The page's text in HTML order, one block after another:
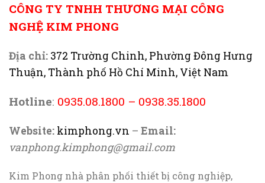
CÔNG TY TNHH THƯƠNG MẠI CÔNG
NGHỆ KIM PHONG
Địa chỉ: 372 Trường Chinh, Phường Đông Hưng
Thuận, Thành phố Hồ Chí Minh, Việt Nam
Hotline: 0935.08.1800 – 0938.35.1800
Website: kimphong.vn – Email:
vanphong.kimphong@gmail.com
Kim Phong nhà phân phối thiết bị công nghiệp,